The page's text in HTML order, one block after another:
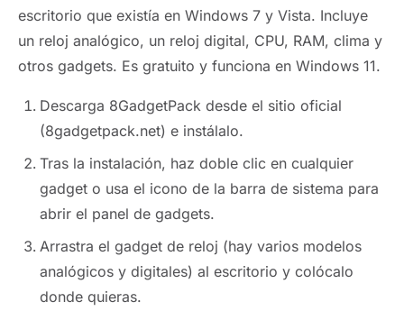
escritorio que existía en Windows 7 y Vista. Incluye
un reloj analógico, un reloj digital, CPU, RAM, clima y
otros gadgets. Es gratuito y funciona en Windows 11.
Descarga 8GadgetPack desde el sitio oficial
(8gadgetpack.net) e instálalo.
Tras la instalación, haz doble clic en cualquier
gadget o usa el icono de la barra de sistema para
abrir el panel de gadgets.
Arrastra el gadget de reloj (hay varios modelos
analógicos y digitales) al escritorio y colócalo
donde quieras.